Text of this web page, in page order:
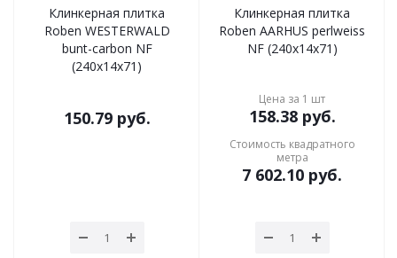
Клинкерная плитка
Roben WESTERWALD
bunt-carbon NF
(240x14x71)
150.79руб.
Клинкерная плитка
Roben AARHUS perlweiss
NF (240x14x71)
Цена за 1 шт
158.38руб.
Стоимость квадратного
метра
7 602.10 руб.